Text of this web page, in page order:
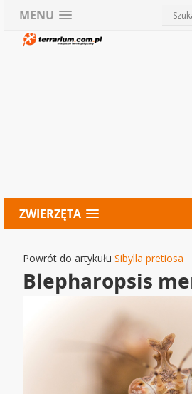
MENU
ZWIERZĘTA
Powrót do artykułuSibylla pretiosa
Blepharopsis